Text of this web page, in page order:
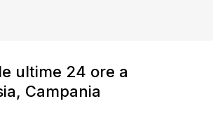
ultime 24 ore a
Campania